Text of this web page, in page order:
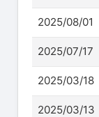
2025/08/01
2025/07/17
2025/03/18
2025/03/13